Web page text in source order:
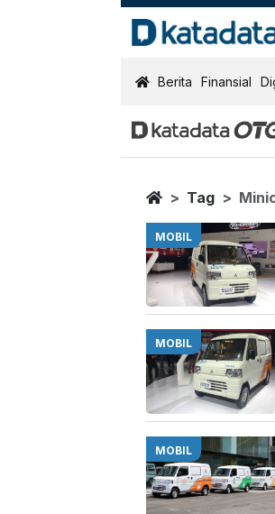
KatadataOTO
Berita Finansial
Berita
Home
Tag
MOBIL
MOBIL
MOBIL